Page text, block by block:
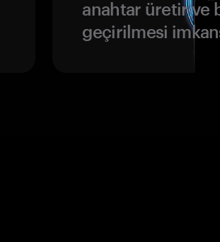
anahtar üretir ve
geçirilmesi